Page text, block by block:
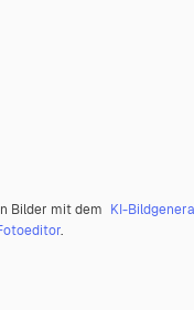
Bilder mit dem KI-
.